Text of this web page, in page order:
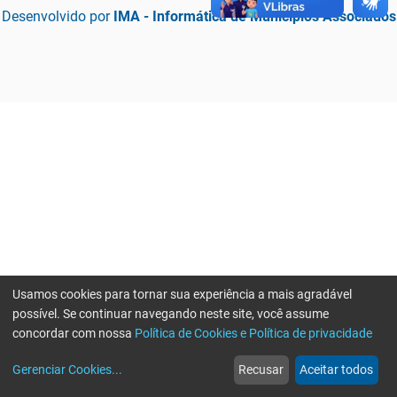
Desenvolvido por IMA - Informática de Municípios Associados
web
Notícias
more_horiz
Mais
Usamos cookies para tornar sua experiência a mais agradável
possível. Se continuar navegando neste site, você assume
concordar com nossa Política de Cookies e Política de privacidade
Gerenciar Cookies... Recusar Aceitar todos
Erro ao enviar informações, por favor tente novamente